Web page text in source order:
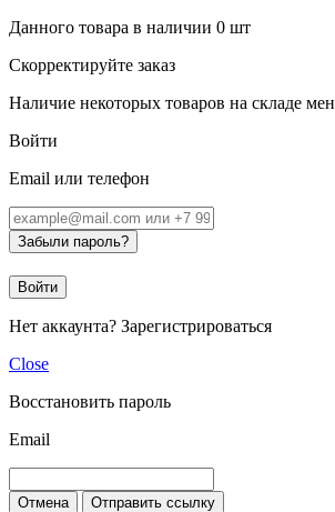
Данного товара в наличии 0 шт
Скорректируйте заказ
Наличие некоторых товаров на складе
Войти
Email или телефон
Забыли пароль?
Войти
Нет аккаунта? Зарегистрироваться
Close
Восстановить пароль
Email
Отмена Отправить ссылку